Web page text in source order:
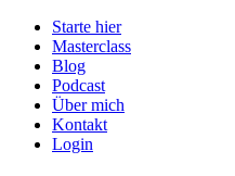
Starte hier
Masterclass
Blog
Podcast
Über mich
Kontakt
Login